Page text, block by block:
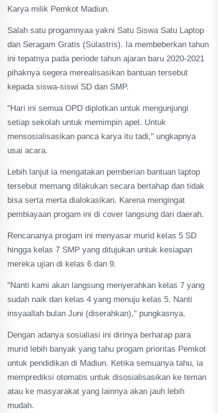
Karya milik Pemkot Madiun.
Salah satu progamnyaa yakni Satu Siswa Satu Laptop
dan Seragam Gratis (Sulastris). Ia membeberkan tahun
ini tepatnya pada periode tahun ajaran baru 2020-2021
pihaknya segera merealisasikan bantuan tersebut
kepada siswa-siswi SD dan SMP.
"Hari ini semua OPD diplotkan untuk mengunjungi
setiap sekolah untuk memimpin apel. Untuk
mensosialisasikan panca karya itu tadi," ungkapnya
usai acara.
Lebih lanjut ia mengatakan pemberian bantuan laptop
tersebut memang dilakukan secara bertahap dan tidak
bisa serta merta dialokasikan. Karena mengingat
pembiayaan progam ini di cover langsung dari daerah.
Rencananya progam ini menyasar murid kelas 5 SD
hingga kelas 7 SMP yang ditujukan untuk kesiapan
mereka ujian di kelas 6 dan 9.
"Nanti kami akan langsung menyerahkan kelas 7 yang
sudah naik dan kelas 4 yang menuju kelas 5. Nanti
insyaallah bulan Juni (diserahkan)," pungkasnya.
Dengan adanya sosialiasi ini dirinya berharap para
murid lebih banyak yang tahu progam prioritas Pemkot
untuk pendidikan di Madiun. Ketika semuanya tahu, ia
memprediksi otomatis untuk disosialisasikan ke teman
atau ke masyarakat yang lainnya akan jauh lebih
mudah.